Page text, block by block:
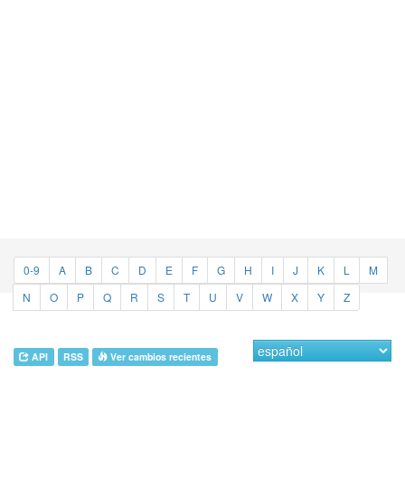
0-9 A B C D E F G H I J K L
M
N
O P Q R S T U V W X Y Z
API RSS Ver cambios recientes